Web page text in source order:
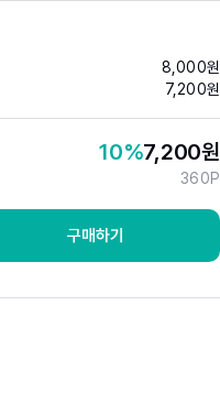
8,000원
7,200원
10%7,200원
360P
구매하기